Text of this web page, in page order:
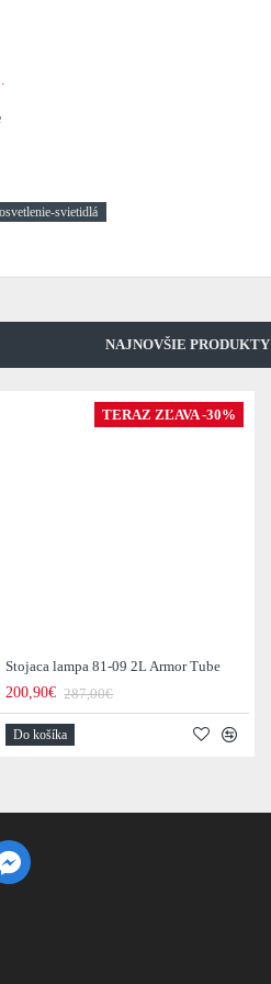
osvetlenie-svietidlá
NAJNOVŠIE PRODUKTY
TERAZ ZĽAVA -30%
Stojaca lampa 81-09 2L Armor Tube
200,90€ 287,00€
Do košíka